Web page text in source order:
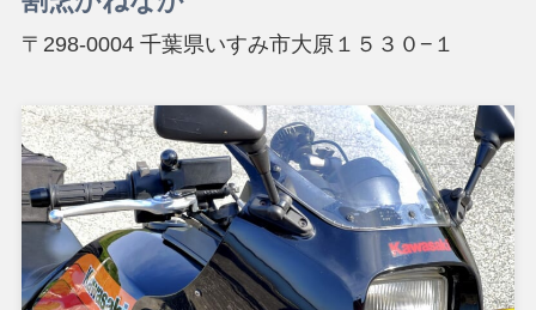
〒298-0004 千葉県いすみ市大原１５３０−１